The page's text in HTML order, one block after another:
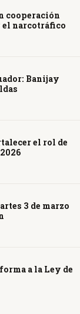
cooperación
el narcotráfico
Banijay
el rol de
3 de marzo
a la Ley de